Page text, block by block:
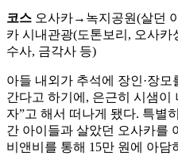
코스 오사카→녹지공원(살던
카 시내관광(도톤보리, 오사
수사, 금각사 등)
아들 내외가 추석에 장인·장
간다고 하기에, 은근히 시샘이
자”고 해서 떠나게 됐다. 특별
간 아이들과 살았던 오사카를
비앤비를 통해 15만 원에 아담